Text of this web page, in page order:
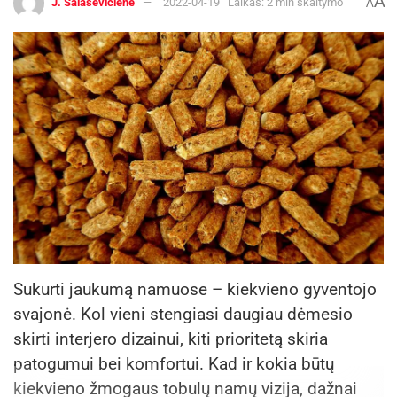
A
Sukurti jaukumą namuose – kiekvieno gyventojo
svajonė. Kol vieni stengiasi daugiau dėmesio
skirti interjero dizainui, kiti prioritetą skiria
patogumui bei komfortui. Kad ir kokia būtų
kiekvieno žmogaus tobulų namų vizija, dažnai